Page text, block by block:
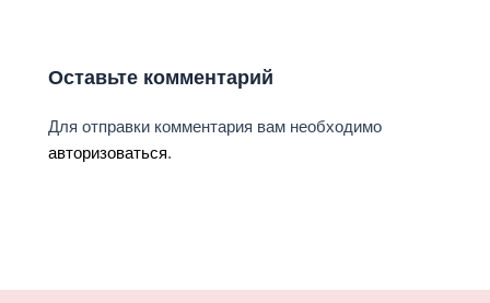
Оставьте комментарий
Для отправки комментария вам необходимо
авторизоваться.